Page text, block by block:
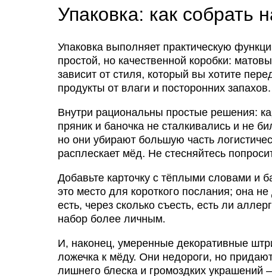
Упаковка: как собрать
Упаковка выполняет практическую
простой, но качественной коробки:
зависит от стиля, который вы хотите
продукты от влаги и посторонних запахов.
Внутри рациональны простые решения:
пряник и баночка не сталкивались и не
но они убирают большую часть
расплескает мёд. Не стесняйтесь
Добавьте карточку с тёплыми словами и
это место для короткого послания; она
есть, через сколько съесть, есть ли
набор более личным.
И, наконец, умеренные декоративные
ложечка к мёду. Они недороги, но
лишнего блеска и громоздких украшений